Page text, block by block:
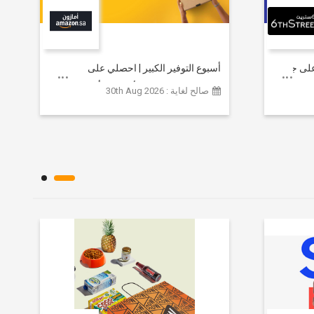
يصل إلى 80% على جميع
أسبوع التوفير الكبير | احصلي على
مستلزمات التجميل الأساسية بأسعار تبدأ
صالح لغاية : 30th Aug 2026